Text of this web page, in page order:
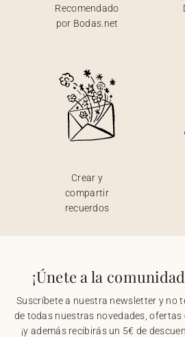
Recomendado
por Bodas.net
Crear y
compartir
recuerdos
¡Únete a la
Suscríbete a nuestra newsletter y no
de todas nuestras novedades, ofertas
¡y además recibirás un 5€ de